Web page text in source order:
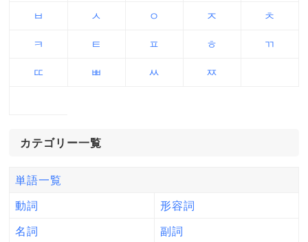
ㅂ ㅅ ㅇ ㅈ ㅊ
ㅋ ㅌ ㅍ ㅎ ㄲ
ㄸ ㅃ ㅆ ㅉ
カテゴリー一覧
単語一覧
動詞 形容詞
名詞 副詞